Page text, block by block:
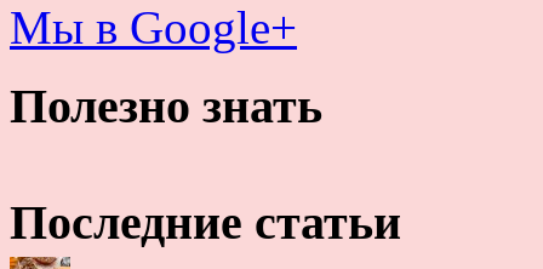
Мы в Google+
Полезно знать
Последние статьи